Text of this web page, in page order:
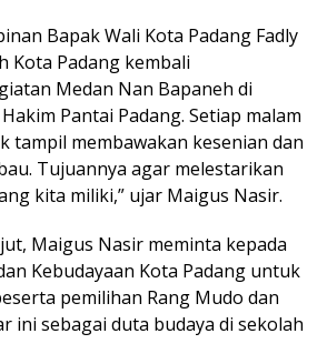
Bapak Wali Kota Padang Fadly
Kota Padang kembali
Medan Nan Bapaneh di
Pantai Padang. Setiap malam
tampil membawakan kesenian dan
Tujuannya agar melestarikan
kita miliki,” ujar Maigus Nasir.
Maigus Nasir meminta kepada
Kebudayaan Kota Padang untuk
pemilihan Rang Mudo dan
ini sebagai duta budaya di sekolah